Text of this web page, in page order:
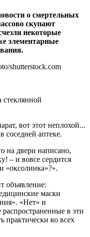
о смертельных
скупают
некоторые
элементарные
стеклянной
вот этот неплохой...
соседней аптеке.
на двери написано,
– и вовсе сердится
«оксолинка»?».
объявление:
маски
«Нет» и
в эти
практически во всех